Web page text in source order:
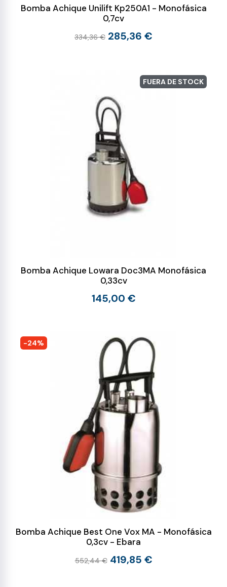
Bomba Achique Unilift Kp250A1 - Monofásica
0,7cv
334,36 € 285,36 €
FUERA DE STOCK
Bomba Achique Lowara Doc3MA Monofásica
0,33cv
145,00 €
-24%
Bomba Achique Best One Vox MA - Monofásica
0,3cv - Ebara
552,44 € 419,85 €